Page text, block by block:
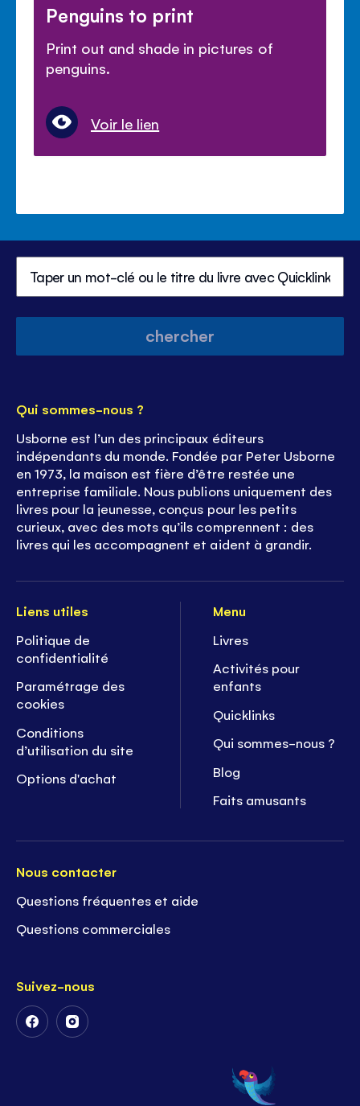
Penguins to print
Print out and shade in pictures of
penguins.
Voir le lien
chercher
Liens utiles
Politique de
confidentialité
Paramétrage des
cookies
Conditions
d’utilisation du site
Options d'achat
Menu
Livres
Activités pour
enfants
Quicklinks
Qui sommes-nous ?
Blog
Faits amusants
Nous contacter
Questions fréquentes et aide
Questions commerciales
Suivez-nous
Suivez-Suivez-
Qui sommes-nous ?
Usborne est l’un des principaux éditeurs
indépendants du monde. Fondée par Peter Usborne
en 1973, la maison est fière d’être restée une
entreprise familiale. Nous publions uniquement des
livres pour la jeunesse, conçus pour les petits
curieux, avec des mots qu’ils comprennent : des
livres qui les accompagnent et aident à grandir.